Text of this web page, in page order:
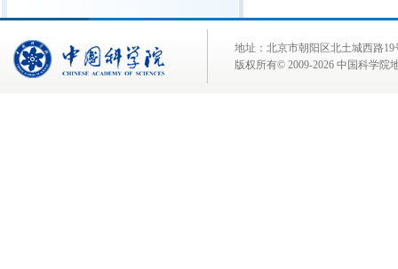
地址：北京市朝阳区北土城西路
版权所有© 2009-2026 中国科学院